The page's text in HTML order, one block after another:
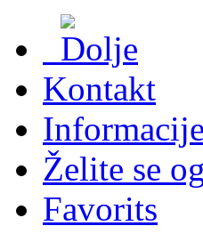
Kontakt
Informacije
Želite se
Favorits